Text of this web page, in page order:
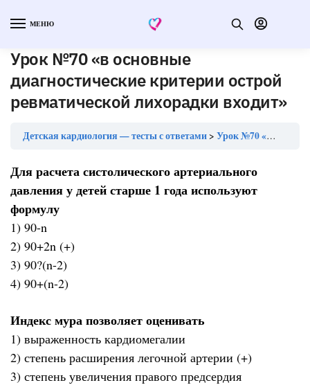
МЕНЮ
Урок №70 «в основные
диагностические критерии острой
ревматической лихорадки входит»
Детская кардиология — тесты с ответами Урок №70 «в основные диагностические критерии острой ревматической лихорадки входит»
Для расчета систолического артериального
давления у детей старше 1 года используют
формулу
1) 90-n
2) 90+2n (+)
3) 90?(n-2)
4) 90+(n-2)
Индекс мура позволяет оценивать
1) выраженность кардиомегалии
2) степень расширения легочной артерии (+)
3) степень увеличения правого предсердия